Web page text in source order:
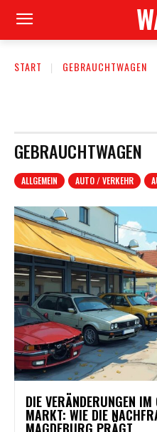
START GEBRAUCHTWAGEN
GEBRAUCHTWAGEN
ALLGEMEIN AUTO / VERKEHR
DIE VERÄNDERUNGEN
MARKT: WIE DIE
MAGDEBURG PRÄGT